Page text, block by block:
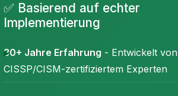
✅ Basierend auf echter
Implementierung
30+ Jahre Erfahrung - Entwickelt von
CISSP/CISM-zertifiziertem Experten